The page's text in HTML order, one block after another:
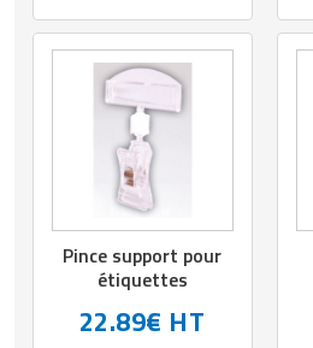
Pince support pour
étiquettes
22.89€ HT